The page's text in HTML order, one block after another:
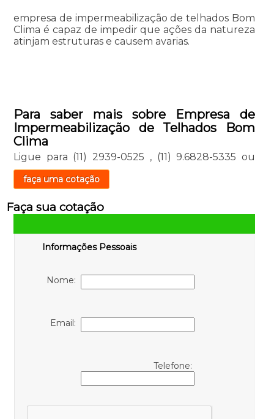
empresa de impermeabilização de telhados Bom
Clima é capaz de impedir que ações da natureza
atinjam estruturas e causem avarias.
Para saber mais sobre Empresa de
Impermeabilização de Telhados Bom
Clima
Ligue para (11) 2939-0525 , (11) 9.6828-5335 ou
faça uma cotação
Faça sua cotação
Informações Pessoais
Nome:
Email:
Telefone: